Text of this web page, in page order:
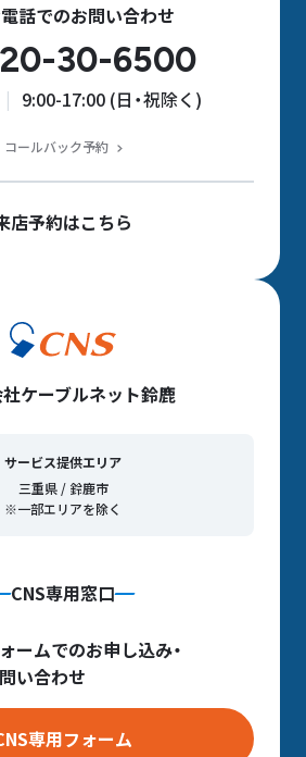
話でのお問い合わせ
30-6500
9:00-17:00 (日・祝除く)
コールバック予約
店予約はこちら
ケーブルネット鈴鹿
サービス提供エリア
三重県 / 鈴鹿市
※一部エリアを除く
CNS専用窓口
ームでのお申し込み・
い合わせ
専用フォーム